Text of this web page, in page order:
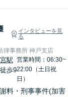
インタビューを見
る
律事務所 神戸支店
駅
歩9
営業時間：06:30~
22:00（土日祝
日）
料・刑事事件(加害